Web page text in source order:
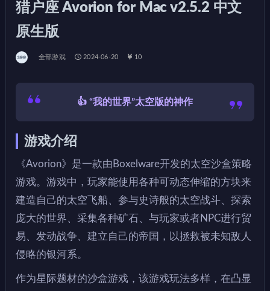
猎户座 Avorion for Mac v2.5.2 中文
原生版
全部游戏 2024-06-20 10
👍 “我的世界”太空版的神作
游戏介绍
《Avorion》是一款由Boxelware开发的太空沙盒策略
游戏。游戏中，玩家能使用各种可动态伸缩的方块来
建造自己的太空飞船、参与史诗般的太空战斗、探索
庞大的世界、采集各种矿石、与玩家或者NPC进行贸
易、发动战争、建立自己的帝国，以拯救被未知敌人
侵略的银河系。
作为星际题材的沙盒游戏，该游戏玩法多样，在凸显